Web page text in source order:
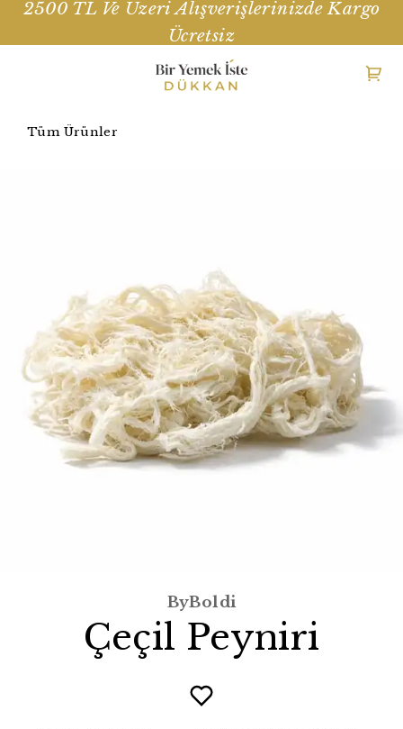
2500 TL Ve Üzeri Alışverişlerinizde Kargo
Ücretsiz
Tüm Ürünler
ByBoldi
Çeçil Peyniri